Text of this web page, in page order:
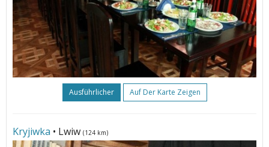
Ausführlicher Auf Der Karte Zeigen
Kryjiwka • Lwiw (124 km)